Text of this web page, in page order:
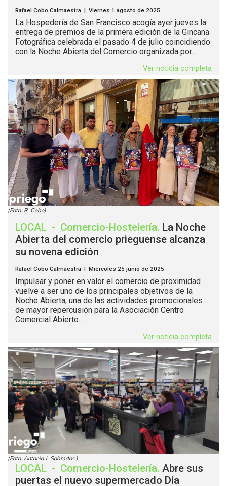
Rafael Cobo Calmaestra | Viernes 1 agosto de 2025
La Hospedería de San Francisco acogía ayer jueves la
entrega de premios de la primera edición de la Gincana
Fotográfica celebrada el pasado 4 de julio coincidiendo
con la Noche Abierta del Comercio organizada por...
Ver noticia completa
(Foto: R. Cobo)
LOCAL - Comercio-Hostelería. La Noche
Abierta del comercio prieguense alcanza
su novena edición
Rafael Cobo Calmaestra | Miércoles 25 junio de 2025
Impulsar y poner en valor el comercio de proximidad
vuelve a ser uno de los principales objetivos de la
Noche Abierta, una de las actividades promocionales
de mayor repercusión para la Asociación Centro
Comercial Abierto...
Ver noticia completa
(Foto: Antonio J. Sobrados.)
LOCAL - Comercio-Hostelería. Abre sus
puertas el nuevo supermercado Dia